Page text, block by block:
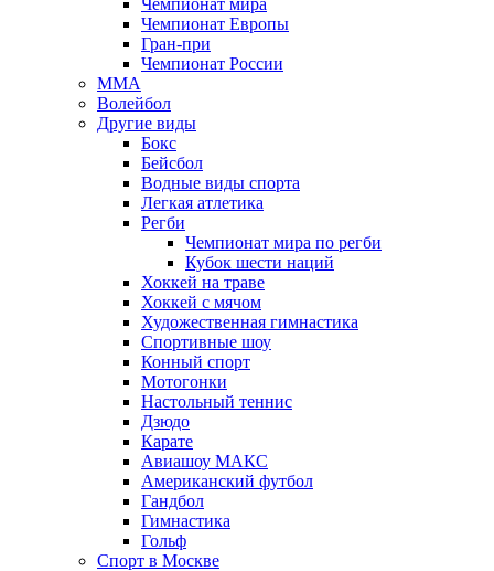
Чемпионат мира
Чемпионат Европы
Гран-при
Чемпионат России
MMA
Волейбол
Другие виды
Бокс
Бейсбол
Водные виды спорта
Легкая атлетика
Регби
Чемпионат мира по регби
Кубок шести наций
Хоккей на траве
Хоккей с мячом
Художественная гимнастика
Спортивные шоу
Конный спорт
Мотогонки
Настольный теннис
Дзюдо
Карате
Авиашоу МАКС
Американский футбол
Гандбол
Гимнастика
Гольф
Спорт в Москве